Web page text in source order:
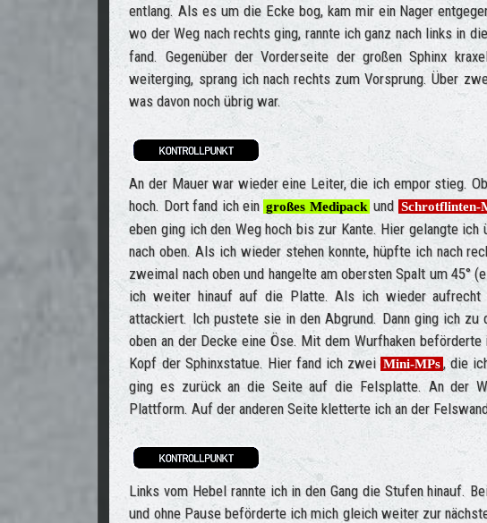
entlang. Als es um die Ecke bog, kam mir ein Nager
wo der Weg nach rechts ging, rannte ich ganz nach links in
fand. Gegenüber der Vorderseite der großen Sphinx
weiterging, sprang ich nach rechts zum Vorsprung. Über
was davon noch übrig war.
An der Mauer war wieder eine Leiter, die ich empor stieg.
hoch. Dort fand ich eingroßes Medipackund Schrotflinten-
eben ging ich den Weg hoch bis zur Kante. Hier gelangte
nach oben. Als ich wieder stehen konnte, hüpfte ich nach
zweimal nach oben und hangelte am obersten Spalt um 45°
ich weiter hinauf auf die Platte. Als ich wieder aufrecht
attackiert. Ich pustete sie in den Abgrund. Dann ging ich
oben an der Decke eine Öse. Mit dem Wurfhaken
Kopf der Sphinxstatue. Hier fand ich zwei Mini-MPs, die
ging es zurück an die Seite auf die Felsplatte. An der
Plattform. Auf der anderen Seite kletterte ich an der
Links vom Hebel rannte ich in den Gang die Stufen hinauf.
und ohne Pause beförderte ich mich gleich weiter zur